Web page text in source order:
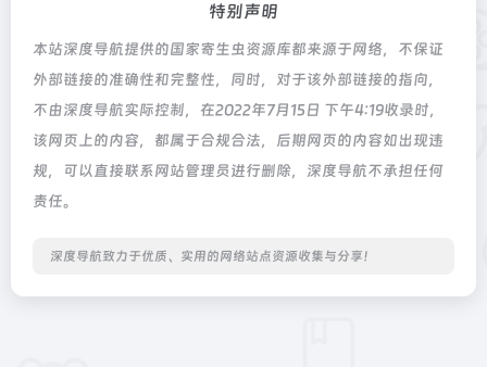
特别声明
本站深度导航提供的国家寄生虫资源库都来源于网络，不保证
外部链接的准确性和完整性，同时，对于该外部链接的指向，
不由深度导航实际控制，在2022年7月15日 下午4:19收录时，
该网页上的内容，都属于合规合法，后期网页的内容如出现违
规，可以直接联系网站管理员进行删除，深度导航不承担任何
责任。
深度导航致力于优质、实用的网络站点资源收集与分享！